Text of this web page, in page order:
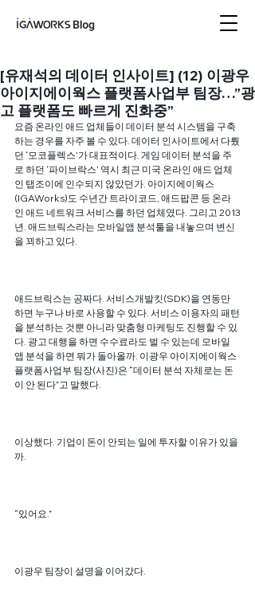
[유재석의 데이터 인사이트] (12) 이광우
아이지에이웍스 플랫폼사업부 팀장…”광
고 플랫폼도 빠르게 진화중”
요즘 온라인 애드 업체들이 데이터 분석 시스템을 구축
하는 경우를 자주 볼 수 있다. 데이터 인사이트에서 다뤘
던 ‘모코플렉스’가 대표적이다. 게임 데이터 분석을 주
로 하던 ‘파이브락스’ 역시 최근 미국 온라인 애드 업체
인 탭조이에 인수되지 않았던가. 아이지에이웍스
(IGAWorks)도 수년간 트라이코드, 애드팝콘 등 온라
인 애드 네트워크 서비스를 하던 업체였다. 그리고 2013
년. 애드브릭스라는 모바일앱 분석툴을 내놓으며 변신
을 꾀하고 있다.
애드브릭스는 공짜다. 서비스개발킷(SDK)을 연동만
하면 누구나 바로 사용할 수 있다. 서비스 이용자의 패턴
을 분석하는 것뿐 아니라 맞춤형 마케팅도 진행할 수 있
다. 광고 대행을 하면 수수료라도 벌 수 있는데 모바일
앱 분석을 하면 뭐가 돌아올까. 이광우 아이지에이웍스
플랫폼사업부 팀장(사진)은 “데이터 분석 자체로는 돈
이 안 된다”고 말했다.
이상했다. 기업이 돈이 안되는 일에 투자할 이유가 있을
까.
“있어요.”
이광우 팀장이 설명을 이어갔다.